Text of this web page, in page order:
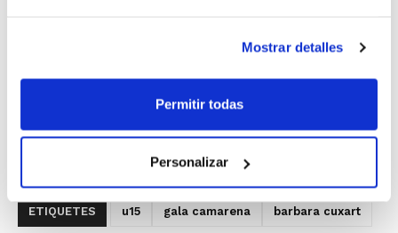
Mostrar detalles
Permitir todas
Personalizar
ETIQUETES u15 gala camarena barbara cuxart